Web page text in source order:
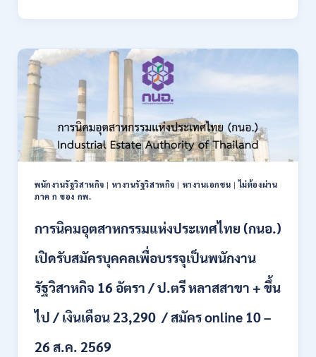
กลาง
รับ
สมัคร
พนักงาน
ราชการ
22
อัตรา
ปวส.
หลาย
/
เดือน
/
ต้อง
พนักงานรัฐวิสาหกิจ | หางานรัฐวิสาหกิจ | หางานเอกชน |ไม่ต้องผ่าน
ภาค ก ของ กพ.
การนิคมอุตสาหกรรมแห่งประเทศไทย (กนอ.)
เปิดรับสมัครบุคคลเพื่อบรรจุเป็นพนักงาน
รัฐวิสาหกิจ 16 อัตรา / ป.ตรี หลาสสาขา + ขึ้น
ไป / เงินเดือน 23,290 / สมัคร online 10 –
26 ส.ค. 2569